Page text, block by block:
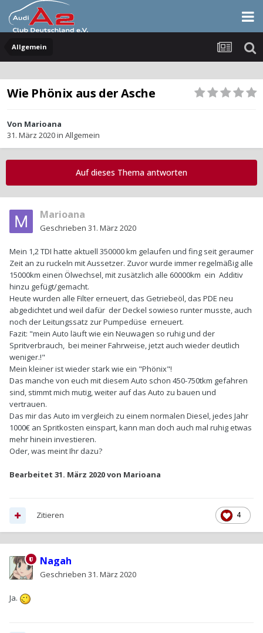
Allgemein
Wie Phönix aus der Asche
Von Marioana
31. März 2020in Allgemein
Auf dieses Thema antworten
Marioana
Geschrieben 31. März 2020
Mein 1,2 TDI hatte aktuell 350000 km gelaufen und fing seit geraumer
Zeit an zu ruckeln mit Aussetzer. Zuvor wurde immer regelmäßig alle
15000km einen Ölwechsel, mit zusätzlich alle 60000km ein Additiv
hinzu gefügt/gemacht.
Heute wurden alle Filter erneuert, das Getriebeöl, das PDE neu
abgedichtet und weil dafür der Deckel sowieso runter musste, auch
noch der Leitungssatz zur Pumpedüse erneuert.
Fazit: "mein Auto läuft wie ein Neuwagen so ruhig und der
Spritverbrauch, bei meiner Fahrweise, jetzt auch wieder deutlich
weniger.!"
Mein kleiner ist wieder stark wie ein "Phönix"!
Das manche von euch mit diesem Auto schon 450-750tkm gefahren
sind, stimmt mich mutig, weiter auf das Auto zu bauen und
vertrauen.
Das mir das Auto im vergleich zu einem normalen Diesel, jedes Jahr
1000€ an Spritkosten einspart, kann man doch auch mal ruhig etwas
mehr hinein investieren.
Oder, was meint Ihr dazu?
Bearbeitet 31. März 2020von Marioana
4
Zitieren
Nagah
Geschrieben 31. März 2020
Ja.